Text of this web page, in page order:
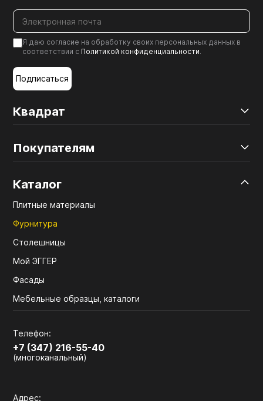
Квадрат
Покупателям
Каталог
Плитные материалы
Фурнитура
Столешницы
Мой ЭГГЕР
Фасады
Мебельные образцы, каталоги
Телефон:
+7 (347) 216-55-40
(многоканальный)
Адрес:
Я даю согласие на обработку своих персональных данных в
соответствии с Политикой конфиденциальности.
Подписаться